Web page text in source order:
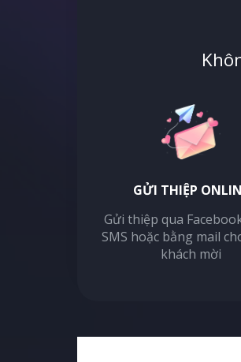
GỬI THIỆP
Gửi thiệp qua
SMS hoặc bằng mail
khách mời